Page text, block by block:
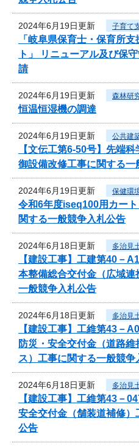
2024年6月19日更新 子育て
「岐阜県保育士・保育所
ト」 リニューアル及び保
請
2024年6月19日更新 森林研
恒温恒湿機の調達
2024年6月19日更新 公共建
【文伝工第6-50号】先端
御設備改修工事に関する一
2024年6月19日更新 保健環
令和6年度iseq100用カー
関する一般競争入札公告
2024年6月18日更新 多治見
【建設工事】工建第40
本整備総合交付金（広域
一般競争入札公告
2024年6月18日更新 多治見
【建設工事】工維第43
防災・安全交付金（道路
ス）工事に関する一般競争
2024年6月18日更新 多治見
【建設工事】工維第43－
安全交付金（舗装道補修
公告